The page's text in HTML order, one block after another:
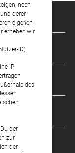
noch
deren
eigenen
erheben wir
ID).
IP-
des
der
zur
der